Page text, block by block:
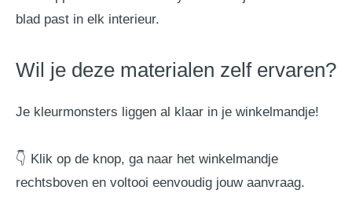
blad past in elk interieur.
Wil je deze materialen zelf ervaren?
Je kleurmonsters liggen al klaar in je winkelmandje!
👇 Klik op de knop, ga naar het winkelmandje
rechtsboven en voltooi eenvoudig jouw aanvraag.